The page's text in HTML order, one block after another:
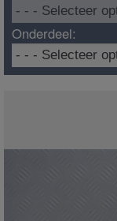
Onderdeel: